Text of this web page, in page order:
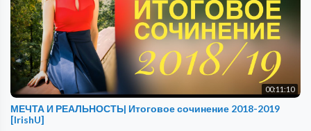
00:11:10
МЕЧТА И РЕАЛЬНОСТЬ| Итоговое сочинение 2018-2019
[IrishU]